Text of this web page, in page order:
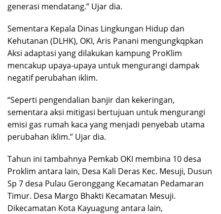
generasi mendatang.” Ujar dia.
Sementara Kepala Dinas Lingkungan Hidup dan
Kehutanan (DLHK), OKI, Aris Panani mengungkqpkan
Aksi adaptasi yang dilakukan kampung ProKlim
mencakup upaya-upaya untuk mengurangi dampak
negatif perubahan iklim.
“Seperti pengendalian banjir dan kekeringan,
sementara aksi mitigasi bertujuan untuk mengurangi
emisi gas rumah kaca yang menjadi penyebab utama
perubahan iklim.” Ujar dia.
Tahun ini tambahnya Pemkab OKI membina 10 desa
Proklim antara lain, Desa Kali Deras Kec. Mesuji, Dusun
Sp 7 desa Pulau Geronggang Kecamatan Pedamaran
Timur. Desa Margo Bhakti Kecamatan Mesuji.
Dikecamatan Kota Kayuagung antara lain,